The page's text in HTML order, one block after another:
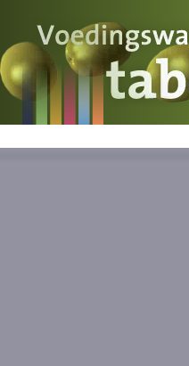
Voedingswaarde
Wat is wat?